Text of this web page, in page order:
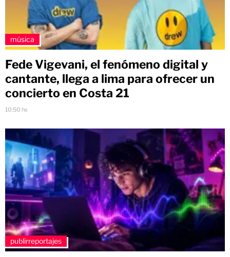
música
Fede Vigevani, el fenómeno digital y
cantante, llega a lima para ofrecer un
concierto en Costa 21
10:50 hs
publirreportajes